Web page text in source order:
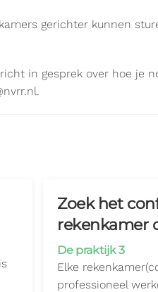
gerichter kunnen
in gesprek over hoe je
Zoek het
rekenkamer
De praktijk 3
Elke
professioneel